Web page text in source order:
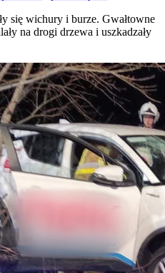
się wichury i burze. Gwałtowne
na drogi drzewa i uszkadzały